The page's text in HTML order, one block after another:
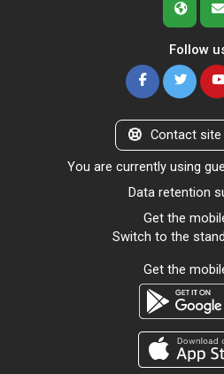
Follow
Contact
You are currently using
Data retention
Get the
Switch to the
Get the